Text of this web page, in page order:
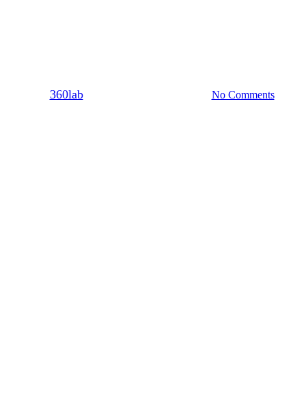
360lab06/04/2021 No Comments